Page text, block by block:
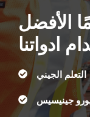
الأفضل
ادواتنا
التعلم الجيني
جينيسيس